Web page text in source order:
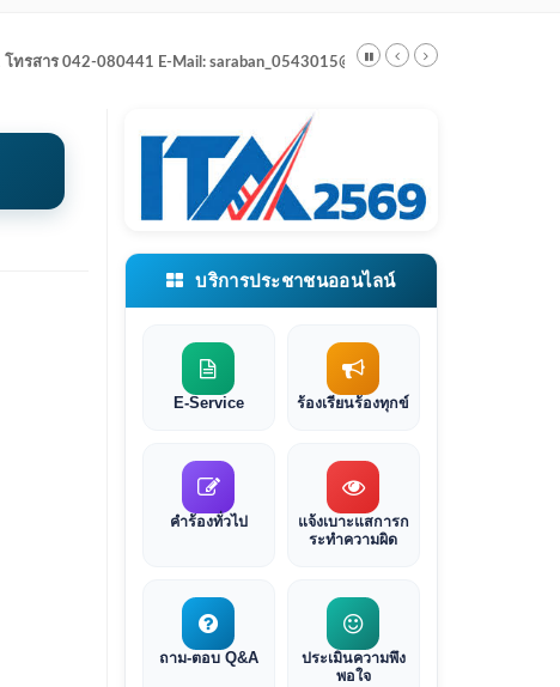
รสาร 042-080441 E-Mail: saraban_0543015@dla.go.th
บริการประชาชนออนไลน์
E-Service ร้องเรียนร้องทุกข์
คำร้องทั่วไป
แจ้งเบาะแสการก
ระทำความผิด
ถาม-ตอบ Q&A
ประเมินความพึง
พอใจ